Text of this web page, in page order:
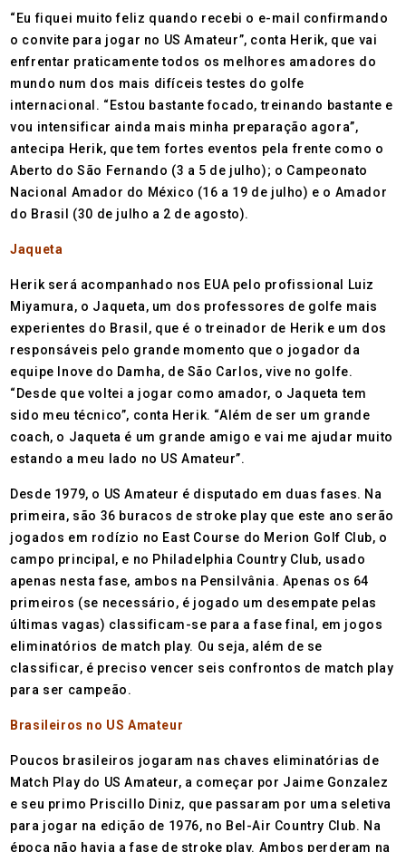
“Eu fiquei muito feliz quando recebi o e-mail confirmando
o convite para jogar no US Amateur”, conta Herik, que vai
enfrentar praticamente todos os melhores amadores do
mundo num dos mais difíceis testes do golfe
internacional. “Estou bastante focado, treinando bastante e
vou intensificar ainda mais minha preparação agora”,
antecipa Herik, que tem fortes eventos pela frente como o
Aberto do São Fernando (3 a 5 de julho); o Campeonato
Nacional Amador do México (16 a 19 de julho) e o Amador
do Brasil (30 de julho a 2 de agosto).
Jaqueta
Herik será acompanhado nos EUA pelo profissional Luiz
Miyamura, o Jaqueta, um dos professores de golfe mais
experientes do Brasil, que é o treinador de Herik e um dos
responsáveis pelo grande momento que o jogador da
equipe Inove do Damha, de São Carlos, vive no golfe.
“Desde que voltei a jogar como amador, o Jaqueta tem
sido meu técnico”, conta Herik. “Além de ser um grande
coach, o Jaqueta é um grande amigo e vai me ajudar muito
estando a meu lado no US Amateur”.
Desde 1979, o US Amateur é disputado em duas fases. Na
primeira, são 36 buracos de stroke play que este ano serão
jogados em rodízio no East Course do Merion Golf Club, o
campo principal, e no Philadelphia Country Club, usado
apenas nesta fase, ambos na Pensilvânia. Apenas os 64
primeiros (se necessário, é jogado um desempate pelas
últimas vagas) classificam-se para a fase final, em jogos
eliminatórios de match play. Ou seja, além de se
classificar, é preciso vencer seis confrontos de match play
para ser campeão.
Brasileiros no US Amateur
Poucos brasileiros jogaram nas chaves eliminatórias de
Match Play do US Amateur, a começar por Jaime Gonzalez
e seu primo Priscillo Diniz, que passaram por uma seletiva
para jogar na edição de 1976, no Bel-Air Country Club. Na
época não havia a fase de stroke play. Ambos perderam na